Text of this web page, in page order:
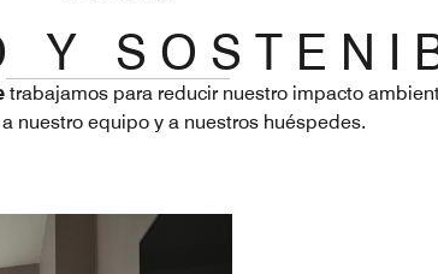
Y S O S T E N I
trabajamos para reducir nuestro impacto
nuestro equipo y a nuestros huéspedes.